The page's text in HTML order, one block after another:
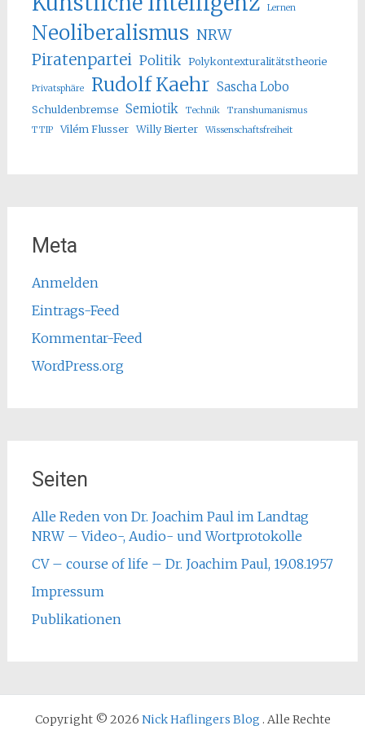
Lernen
Neoliberalismus NRW
Piratenpartei Politik Polykontexturalitätstheorie
Privatsphäre Rudolf Kaehr Sascha Lobo
Schuldenbremse Semiotik Technik
Transhumanismus
TTIP
Vilém Flusser Willy Bierter Wissenschaftsfreiheit
Meta
Anmelden
Eintrags-Feed
Kommentar-Feed
WordPress.org
Seiten
Alle Reden von Dr. Joachim Paul im Landtag
NRW – Video-, Audio- und Wortprotokolle
CV – course of life – Dr. Joachim Paul, 19.08.1957
Impressum
Publikationen
Copyright © 2026 Nick Haflingers Blog . Alle Rechte